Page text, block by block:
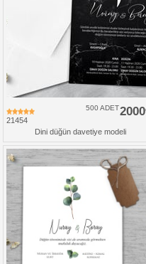
21454
2000
500 ADET
Dini düğün davetiye modeli